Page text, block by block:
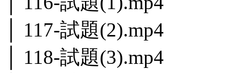
│ 117-試題(2).mp4
│ 118-試題(3).mp4